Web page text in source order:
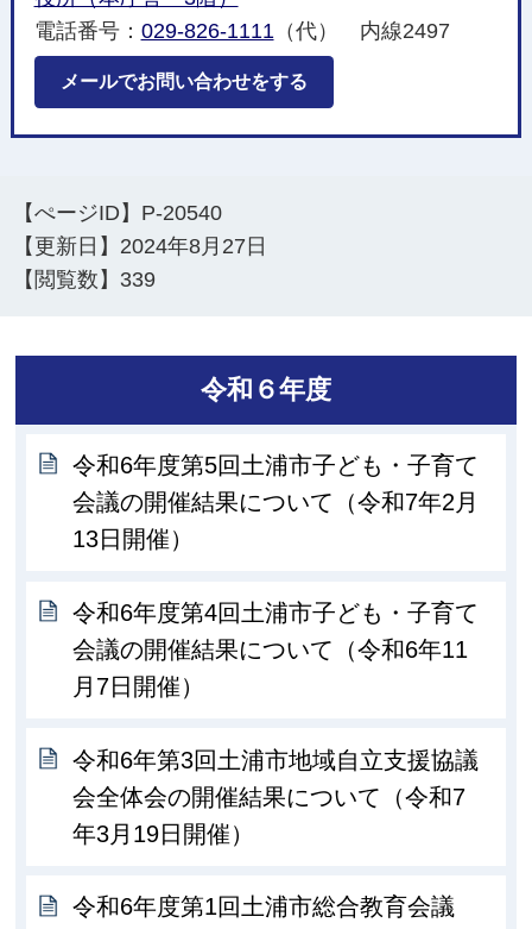
電話番号： 029-826-1111 （代） 内線2497
メールでお問い合わせをする
【ぺージID】 P-20540
【更新日】 2024年8月27日
【閲覧数】 339
令和６年度
令和6年度第5回土浦市子ども・子育て
会議の開催結果について（令和7年2月
13日開催）
令和6年度第4回土浦市子ども・子育て
会議の開催結果について（令和6年11
月7日開催）
令和6年第3回土浦市地域自立支援協議
会全体会の開催結果について（令和7
年3月19日開催）
令和6年度第1回土浦市総合教育会議